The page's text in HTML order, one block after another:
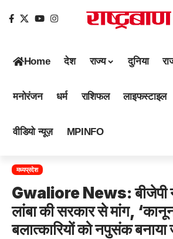
Home देश राज्य दुनिया
मनोरंजन धर्म राशिफल लाइफस्टाइल
वीडियो न्यूज़ MPINFO
मध्यप्रदेश
Gwaliore News: बीजेपी
लांबा की सरकार से मांग,
बलात्कारियों को नपुसंक बनाया